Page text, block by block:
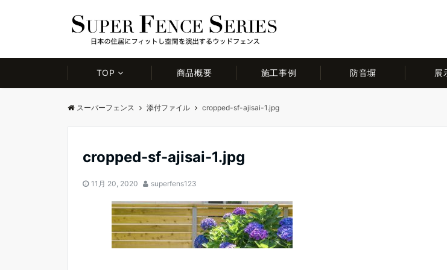
TOP 商品概要 施工事例 防音塀 展
スーパーフェンス 添付ファイル cropped-sf-ajisai-1.jpg
cropped-sf-ajisai-1.jpg
11月 20, 2020 superfens123